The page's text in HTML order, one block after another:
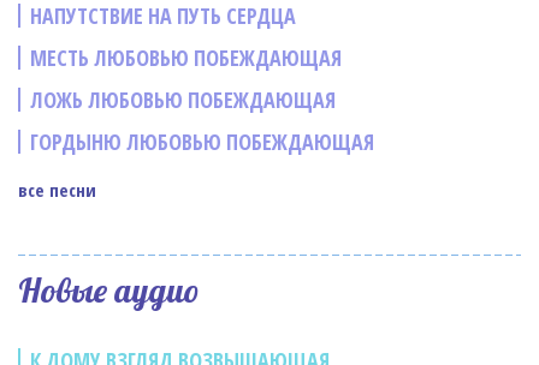
НАПУТСТВИЕ НА ПУТЬ СЕРДЦА
МЕСТЬ ЛЮБОВЬЮ ПОБЕЖДАЮЩАЯ
ЛОЖЬ ЛЮБОВЬЮ ПОБЕЖДАЮЩАЯ
ГОРДЫНЮ ЛЮБОВЬЮ ПОБЕЖДАЮЩАЯ
все песни
Новые аудио